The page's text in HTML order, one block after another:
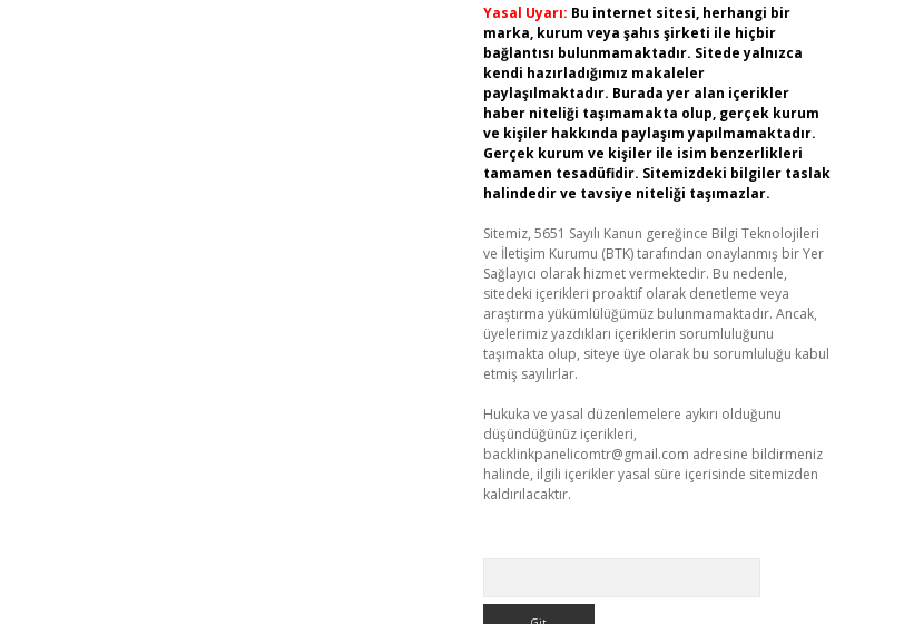
Yasal Uyarı: Bu internet sitesi, herhangi bir
marka, kurum veya şahıs şirketi ile hiçbir
bağlantısı bulunmamaktadır. Sitede yalnızca
kendi hazırladığımız makaleler
paylaşılmaktadır. Burada yer alan içerikler
haber niteliği taşımamakta olup, gerçek kurum
ve kişiler hakkında paylaşım yapılmamaktadır.
Gerçek kurum ve kişiler ile isim benzerlikleri
tamamen tesadüfidir. Sitemizdeki bilgiler taslak
halindedir ve tavsiye niteliği taşımazlar.
Sitemiz, 5651 Sayılı Kanun gereğince Bilgi Teknolojileri
ve İletişim Kurumu (BTK) tarafından onaylanmış bir Yer
Sağlayıcı olarak hizmet vermektedir. Bu nedenle,
sitedeki içerikleri proaktif olarak denetleme veya
araştırma yükümlülüğümüz bulunmamaktadır. Ancak,
üyelerimiz yazdıkları içeriklerin sorumluluğunu
taşımakta olup, siteye üye olarak bu sorumluluğu kabul
etmiş sayılırlar.
Hukuka ve yasal düzenlemelere aykırı olduğunu
düşündüğünüz içerikleri,
backlinkpanelicomtr@gmail.com adresine bildirmeniz
halinde, ilgili içerikler yasal süre içerisinde sitemizden
kaldırılacaktır.